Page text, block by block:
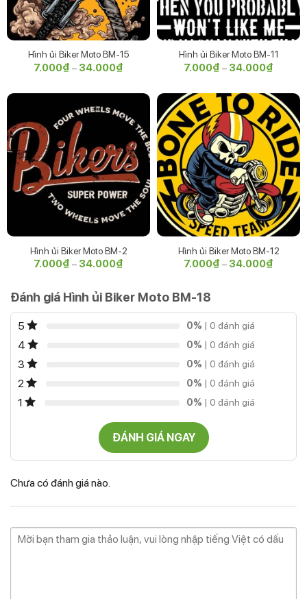
Hình ủi Biker Moto BM-15
7.000₫ – 34.000₫
7.000₫
34.000₫
Hình ủi Biker Moto BM-11
7.000₫ – 34.000₫
7.000₫
đến
Hình ủi Biker Moto BM-2
7.000₫ – 34.000₫
đến
Hình ủi Biker Moto BM-12
7.000₫ – 34.000₫
Đánh giá Hình ủi Biker Moto BM-18
5 0% | 0 đánh giá
4 0% | 0 đánh giá
3 0% | 0 đánh giá
2 0% | 0 đánh giá
1 0% | 0 đánh giá
ĐÁNH GIÁ NGAY
Chưa có đánh giá nào.